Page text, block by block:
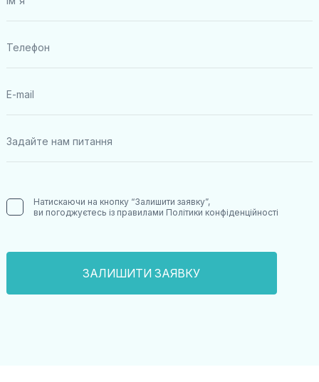
Натискаючи на кнопку “Залишити заявку”,
ви погоджуєтесь із правилами Політики конфіденційності